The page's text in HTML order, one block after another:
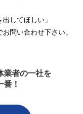
してほしい」
問い合わせ下さい。
業者の一社を
！